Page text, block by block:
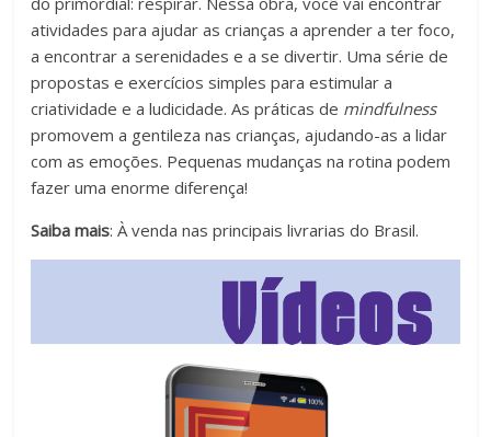
atividades para ajudar as crianças a aprender a ter foco,
a encontrar a serenidades e a se divertir. Uma série de
propostas e exercícios simples para estimular a
criatividade e a ludicidade. As práticas de mindfulness
promovem a gentileza nas crianças, ajudando-as a lidar
com as emoções. Pequenas mudanças na rotina podem
fazer uma enorme diferença!
Saiba mais: À venda nas principais livrarias do Brasil.